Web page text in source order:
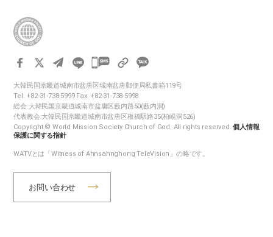
카
오
톡
공
하
大韓民国京畿道城南市盆唐区城南盆唐郵便局私書箱119号
Tel. +82-31-738-5999 Fax. +82-31-738-5998
総会:大韓民国京畿道城南市盆唐区藪内路50(藪内洞)
代表教会:大韓民国京畿道城南市盆唐区板橋駅路35(柏峴洞526)
Copyright © World Mission Society Church of God. All rights reserved.個人情報
保護に関する指針
WATVとは「Witness of Ahnsahnghong TeleVision」の略です。
お問い合わせ